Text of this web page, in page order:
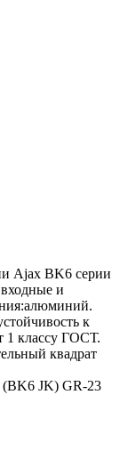
Ajax BK6 серии
и
к
1 классу ГОСТ.
квадрат
JK) GR-23